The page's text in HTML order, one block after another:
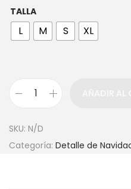
TALLA
L M S XL
SKU: N/D
Categoría: Detalle de